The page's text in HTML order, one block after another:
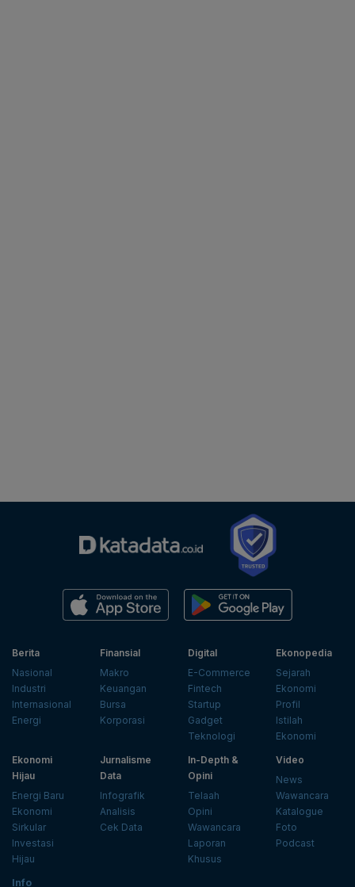
Berita
Nasional
Industri
Internasional
Energi
Finansial
Makro
Keuangan
Bursa
Korporasi
Digital
E-Commerce
Fintech
Startup
Gadget
Teknologi
Ekonopedia
Sejarah
Ekonomi
Profil
Istilah
Ekonomi
Ekonomi
Hijau
Energi Baru
Ekonomi
Sirkular
Investasi
Hijau
Jurnalisme
Data
Infografik
Analisis
Cek Data
In-Depth &
Opini
Telaah
Opini
Wawancara
Laporan
Khusus
Video
News
Wawancara
Katalogue
Foto
Podcast
Info